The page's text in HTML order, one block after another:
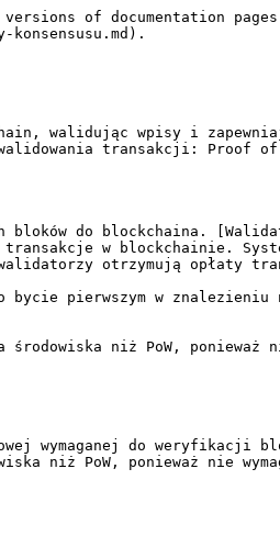
of documentation
walidując wpisy i
walidowania transakcji: Proof
bloków do blockchaina.
w blockchainie.
otrzymują opłaty
bycie pierwszym w
niż PoW, ponieważ
wymaganej do weryfikacji
niż PoW, ponieważ nie